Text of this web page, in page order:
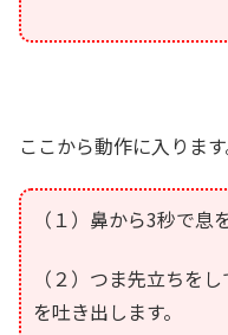
ここから動作に入ります
（１）鼻から3秒で息
（２）つま先立ちを
を吐き出します。